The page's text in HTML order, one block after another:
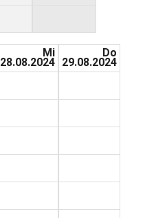
Mi
28.08.2024
Do
29.08.2024